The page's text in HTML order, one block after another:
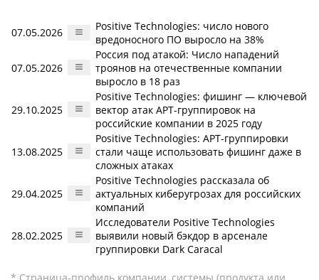
07.05.2026
Positive Technologies: число нового
вредоносного ПО выросло на 38%
07.05.2026
Россия под атакой: Число нападений
троянов на отечественные компании
выросло в 18 раз
29.10.2025
Positive Technologies: фишинг — ключевой
вектор атак APT-группировок на
российские компании в 2025 году
13.08.2025
Positive Technologies: APT-группировки
стали чаще использовать фишинг даже в
сложных атаках
29.04.2025
Positive Technologies рассказала об
актуальных киберугрозах для российских
компаний
28.02.2025
Исследователи Positive Technologies
выявили новый бэкдор в арсенале
группировки Dark Caracal